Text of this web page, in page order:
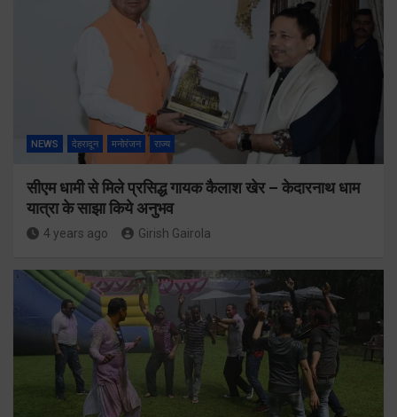
NEWS देहरादून मनोरंजन राज्य
सीएम धामी से मिले प्रसिद्ध गायक कैलाश खेर – केदारनाथ धाम
यात्रा के साझा किये अनुभव
4 years ago Girish Gairola